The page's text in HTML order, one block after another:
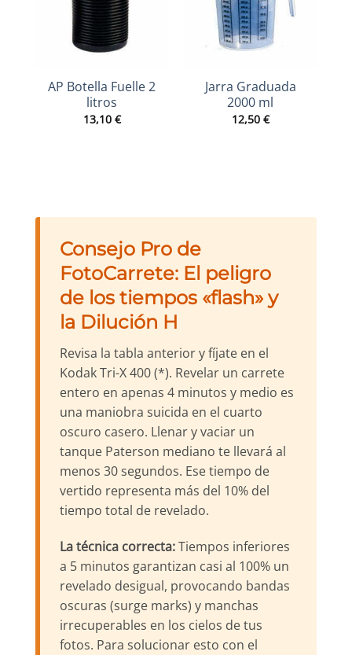
AP Botella Fuelle 2
litros
13,10 €
Jarra Graduada
2000 ml
12,50 €
Consejo Pro de
FotoCarrete: El peligro
de los tiempos «flash» y
la Dilución H
Revisa la tabla anterior y fíjate en el
Kodak Tri-X 400 (*). Revelar un carrete
entero en apenas 4 minutos y medio es
una maniobra suicida en el cuarto
oscuro casero. Llenar y vaciar un
tanque Paterson mediano te llevará al
menos 30 segundos. Ese tiempo de
vertido representa más del 10% del
tiempo total de revelado.
La técnica correcta:Tiempos inferiores
a 5 minutos garantizan casi al 100% un
revelado desigual, provocando bandas
oscuras (surge marks) y manchas
irrecuperables en los cielos de tus
fotos. Para solucionar esto con el